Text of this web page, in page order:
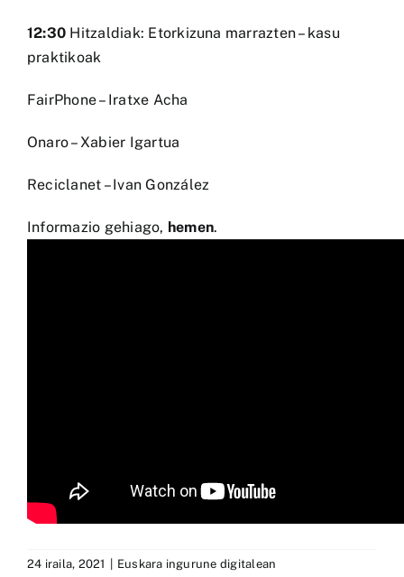
12:30 Hitzaldiak: Etorkizuna marrazten – kasu
praktikoak
FairPhone – Iratxe Acha
Onaro – Xabier Igartua
Reciclanet – Ivan González
Informazio gehiago, hemen.
24 iraila, 2021 Euskara ingurune digitalean